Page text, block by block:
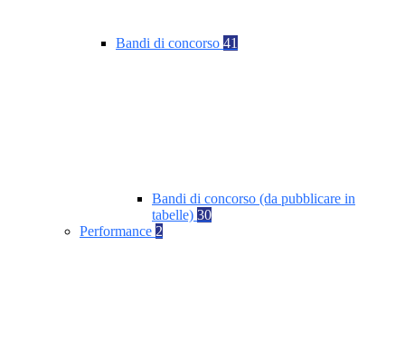
Bandi di concorso 41
Bandi di concorso (da pubblicare in
tabelle) 30
Performance 2